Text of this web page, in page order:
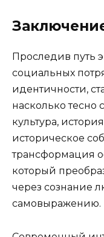
Проследив путь
социальных
идентичности,
насколько тесно
культура,
историческое
трансформация
который
через сознание
самовыражению.